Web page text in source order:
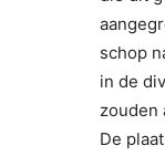
schop
in de
zouden
De